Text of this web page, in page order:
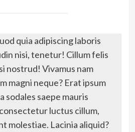
quia adipiscing laboris
nisi, tenetur! Cillum felis
nostrud! Vivamus nam
magni neque? Erat ipsum
sodales saepe mauris
luctus cillum,
molestiae. Lacinia aliquid?